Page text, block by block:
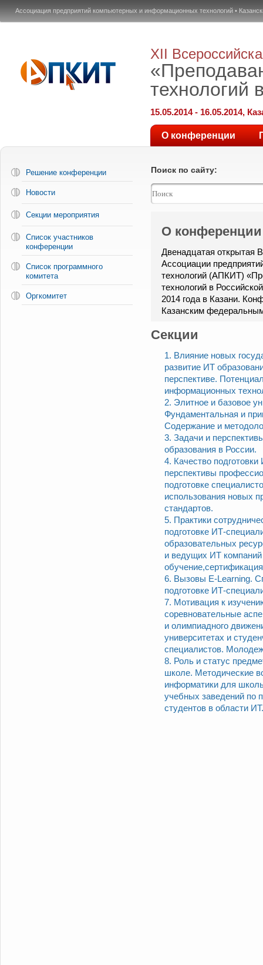
Ассоциация предприятий компьютерных и информационных технологий •
XII
технологий
15.05.2014 - 16.05.2014,
О конференции
Поиск по сайту:
О конференции
Двенадцатая открытая
Ассоциации
технологий (АПКИТ)
технологий в
2014 года в Казани.
Казанским
Секции
1. Влияние новых
развитие ИТ
перспективе.
информационных
2. Элитное и базовое
Фундаментальная и
Содержание и
3. Задачи и
образования в России.
4. Качество
перспективы
подготовке
использования новых
стандартов.
5. Практики
подготовке ИТ-
образовательных
и ведущих ИТ
6. Вызовы E-Learning.
подготовке ИТ-
7. Мотивация к
соревновательные
и олимпиадного
университетах и
специалистов.
8. Роль и статус
школе. Методические
информатики для
учебных заведений по
студентов в области
Решение конференции
Новости
Секции мероприятия
Список участников
конференции
Список программного
комитета
Оргкомитет